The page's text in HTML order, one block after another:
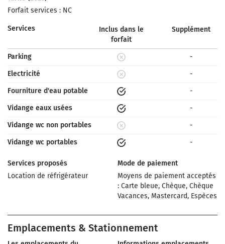
Forfait services : NC
Services
Inclus dans le
forfait
Supplément
Parking
-
Electricité
-
Fourniture d'eau potable
-
Vidange eaux usées
-
Vidange wc non portables
-
Vidange wc portables
-
Services proposés
Location de réfrigérateur
Mode de paiement
Moyens de paiement acceptés
: Carte bleue, Chèque, Chèque
Vacances, Mastercard, Espèces
Emplacements & Stationnement